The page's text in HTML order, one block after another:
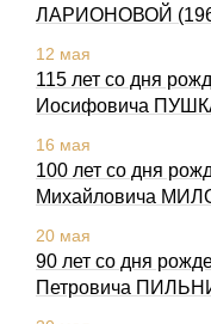
ЛАРИОНОВОЙ
12 мая
115 лет со дня
Иосифовича
16 мая
100 лет со дня
Михайловича
20 мая
90 лет со дня
Петровича